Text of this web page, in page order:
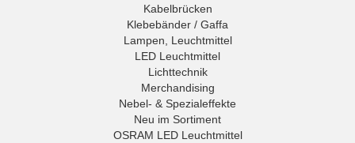
Kabelbrücken
Klebebänder / Gaffa
Lampen, Leuchtmittel
LED Leuchtmittel
Lichttechnik
Merchandising
Nebel- & Spezialeffekte
Neu im Sortiment
OSRAM LED Leuchtmittel